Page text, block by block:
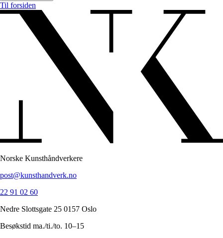
Til forsiden
Norske Kunsthåndverkere
post@kunsthandverk.no
22 91 02 60
Nedre Slottsgate 25 0157 Oslo
Besøkstid ma./ti./to. 10–15